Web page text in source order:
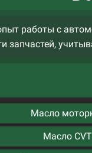
работы с
запчастей,
Масло
Масло CVT